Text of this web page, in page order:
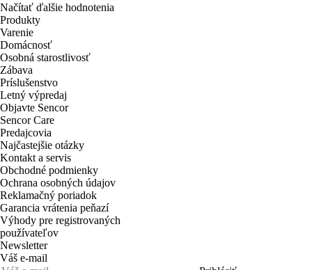
Načítať ďalšie hodnotenia
Produkty
Varenie
Domácnosť
Osobná starostlivosť
Zábava
Príslušenstvo
Letný výpredaj
Objavte Sencor
Sencor Care
Predajcovia
Najčastejšie otázky
Kontakt a servis
Obchodné podmienky
Ochrana osobných údajov
Reklamačný poriadok
Garancia vrátenia peňazí
Výhody pre registrovaných
používateľov
Newsletter
Váš e-mail